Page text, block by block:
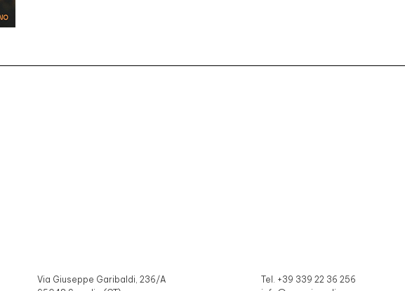
Via Giuseppe Garibaldi, 236/A
Tel. +39 339 22 36 256